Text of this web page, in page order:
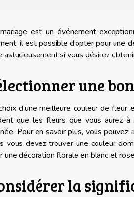
est un événement
il est possible d’opter pour une
astucieusement si vous désirez
une
d’une meilleure couleur de fleur
que les fleurs que vous aurez à
Pour en savoir plus, vous pouvez
vous devez trouver une couleur
une décoration florale en blanc et
la